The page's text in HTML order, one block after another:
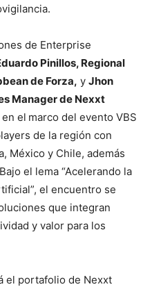
de Enterprise
Pinillos, Regional
de Forza, y Jhon
Manager de Nexxt
en el marco del evento VBS
de la región con
México y Chile, además
el lema “Acelerando la
el encuentro se
que integran
y valor para los
el portafolio de Nexxt